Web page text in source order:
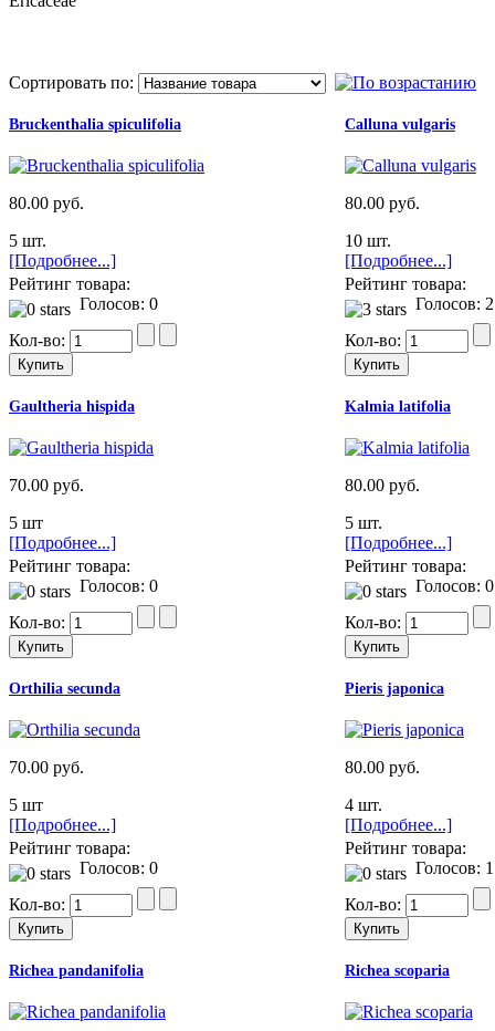
Сортировать по:
Bruckenthalia spiculifolia
80.00 руб.
5 шт.
[Подробнее...]
Рейтинг товара:
Голосов: 0
Кол-во:
Calluna vulgaris
80.00 руб.
10 шт.
[Подробнее...]
Рейтинг товара:
Голосов: 2
Кол-во:
Gaultheria hispida
70.00 руб.
5 шт
[Подробнее...]
Рейтинг товара:
Голосов: 0
Кол-во:
Kalmia latifolia
80.00 руб.
5 шт.
[Подробнее...]
Рейтинг товара:
Голосов: 0
Кол-во:
Orthilia secunda
70.00 руб.
5 шт
[Подробнее...]
Рейтинг товара:
Голосов: 0
Кол-во:
Pieris japonica
80.00 руб.
4 шт.
[Подробнее...]
Рейтинг товара:
Голосов: 1
Кол-во:
Richea pandanifolia Richea scoparia